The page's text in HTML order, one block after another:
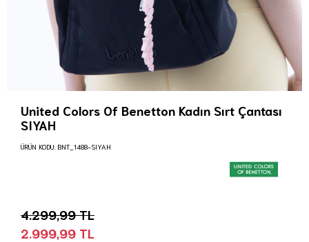
United Colors Of Benetton Kadın Sırt Çantası
SIYAH
2.999,99 TL
4.299,99 TL
ÜRÜN KODU: BNT_1488-SIYAH